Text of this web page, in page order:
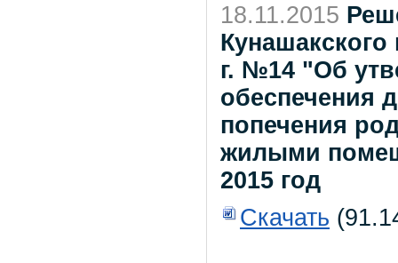
18.11.2015
Кунашакского
г. №14 "Об
обеспечения
попечения
жилыми
2015 год
Скачать